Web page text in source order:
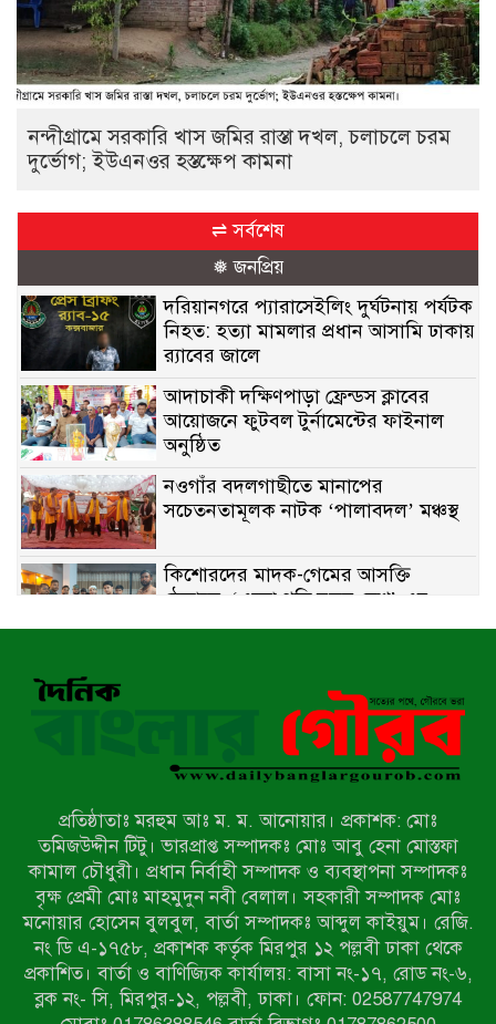
নন্দীগ্রামে সরকারি খাস জমির রাস্তা দখল, চলাচলে চরম
দুর্ভোগ; ইউএনওর হস্তক্ষেপ কামনা
⇌ সর্বশেষ
❅ জনপ্রিয়
দরিয়ানগরে প্যারাসেইলিং দুর্ঘটনায় পর্যটক
নিহত: হত্যা মামলার প্রধান আসামি ঢাকায়
র‌্যাবের জালে
আদাচাকী দক্ষিণপাড়া ফ্রেন্ডস ক্লাবের
আয়োজনে ফুটবল টুর্নামেন্টের ফাইনাল
অনুষ্ঠিত
নওগাঁর বদলগাছীতে মানাপের
সচেতনতামূলক নাটক ‘পালাবদল’ মঞ্চস্থ
কিশোরদের মাদক-গেমের আসক্তি
ঠেকাতে, ‘এসো গড়ি নতুন দেশ’-এর
ফুটবল বিতরণ
নন্দীগ্রামে সরকারি খাস জমির রাস্তা দখল,
চলাচলে চরম দুর্ভোগ; ইউএনওর হস্তক্ষেপ
নাটোরের পাটুলে পানিতে ডুবে নন্দীগ্রামের
স্কুলছাত্রের মর্মান্তিক মৃত্যু
সেনাবাহিনীর চাকরি হারিয়ে ভুয়া ডিবি
পুলিশ পরিচয়ে চাঁদাবাজি, গণপিটুনির পর
কারাগারে প্রতারক।
প্রতিষ্ঠাতাঃ মরহুম আঃ ম. ম. আনোয়ার। প্রকাশক: মোঃ
তমিজউদ্দীন টিটু। ভারপ্রাপ্ত সম্পাদকঃ মোঃ আবু হেনা মোস্তফা
কামাল চৌধুরী। প্রধান নির্বাহী সম্পাদক ও ব্যবস্থাপনা সম্পাদকঃ
বৃক্ষ প্রেমী মোঃ মাহমুদুন নবী বেলাল। সহকারী সম্পাদক মোঃ
মনোয়ার হোসেন বুলবুল, বার্তা সম্পাদকঃ আব্দুল কাইয়ুম। রেজি.
নং ডি এ-১৭৫৮, প্রকাশক কর্তৃক মিরপুর ১২ পল্লবী ঢাকা থেকে
প্রকাশিত। বার্তা ও বাণিজ্যিক কার্যালয়: বাসা নং-১৭, রোড নং-৬,
ব্লক নং- সি, মিরপুর-১২, পল্লবী, ঢাকা। ফোন: 02587747974